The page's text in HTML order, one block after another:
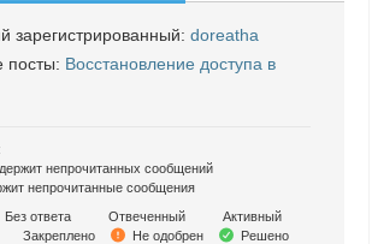
зарегистрированный:doreatha
посты: Восстановление доступа в
непрочитанных сообщений
непрочитанные сообщения
Без ответа Отвеченный
Активный
Закреплено Не одобрен
Решено